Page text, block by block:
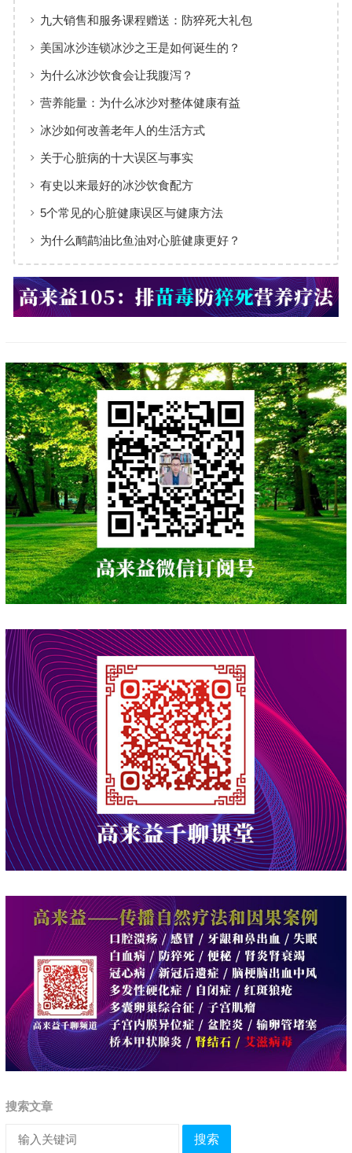
九大销售和服务课程赠送：防猝死大礼包
美国冰沙连锁冰沙之王是如何诞生的？
为什么冰沙饮食会让我腹泻？
营养能量：为什么冰沙对整体健康有益
冰沙如何改善老年人的生活方式
关于心脏病的十大误区与事实
有史以来最好的冰沙饮食配方
5个常见的心脏健康误区与健康方法
为什么鸸鹋油比鱼油对心脏健康更好？
搜索文章
搜索